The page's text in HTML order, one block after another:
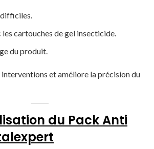
difficiles.
cartouches de gel insecticide.
du produit.
et améliore la précision du
du Pack Anti